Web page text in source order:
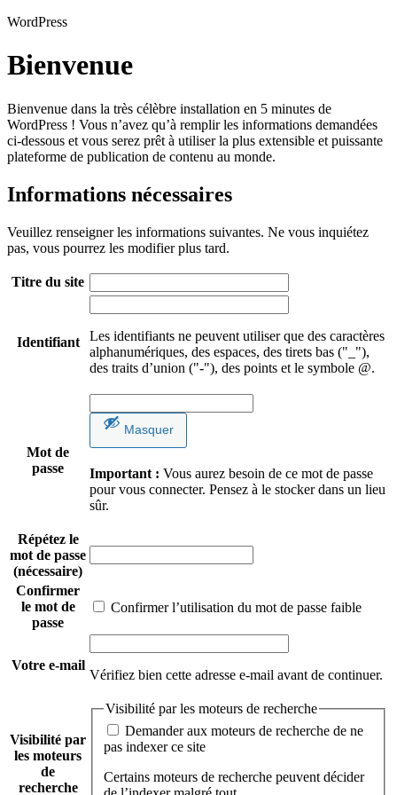
WordPress
Bienvenue
Bienvenue dans la très célèbre installation en 5 minutes de
WordPress ! Vous n’avez qu’à remplir les informations demandées
ci-dessous et vous serez prêt à utiliser la plus extensible et puissante
plateforme de publication de contenu au monde.
Informations nécessaires
Veuillez renseigner les informations suivantes. Ne vous inquiétez
pas, vous pourrez les modifier plus tard.
Titre du site
Identifiant
Les identifiants ne peuvent utiliser que des caractères
alphanumériques, des espaces, des tirets bas ("_"),
des traits d’union ("-"), des points et le symbole @.
Mot de
passe
Masquer
Important : Vous aurez besoin de ce mot de passe
pour vous connecter. Pensez à le stocker dans un lieu
sûr.
Répétez le
mot de passe
(nécessaire)
Confirmer
le mot de
passe
Confirmer l’utilisation du mot de passe faible
Votre e-mail
Vérifiez bien cette adresse e-mail avant de continuer.
Visibilité par
les moteurs
de
recherche
Visibilité par les moteurs de recherche
pas indexer ce site
Certains moteurs de recherche peuvent décider